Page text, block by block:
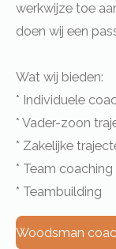
werkwijze toe
doen wij een
Wat wij bieden:
* Individuele
* Vader-zoon
* Zakelijke
* Team coaching
* Teambuilding
Woodsman